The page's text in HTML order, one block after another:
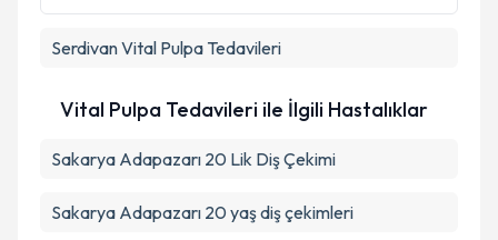
SerdivanVital Pulpa Tedavileri
Vital Pulpa Tedavileri ile İlgili Hastalıklar
Sakarya Adapazarı 20 Lik Diş Çekimi
Sakarya Adapazarı 20 yaş diş çekimleri